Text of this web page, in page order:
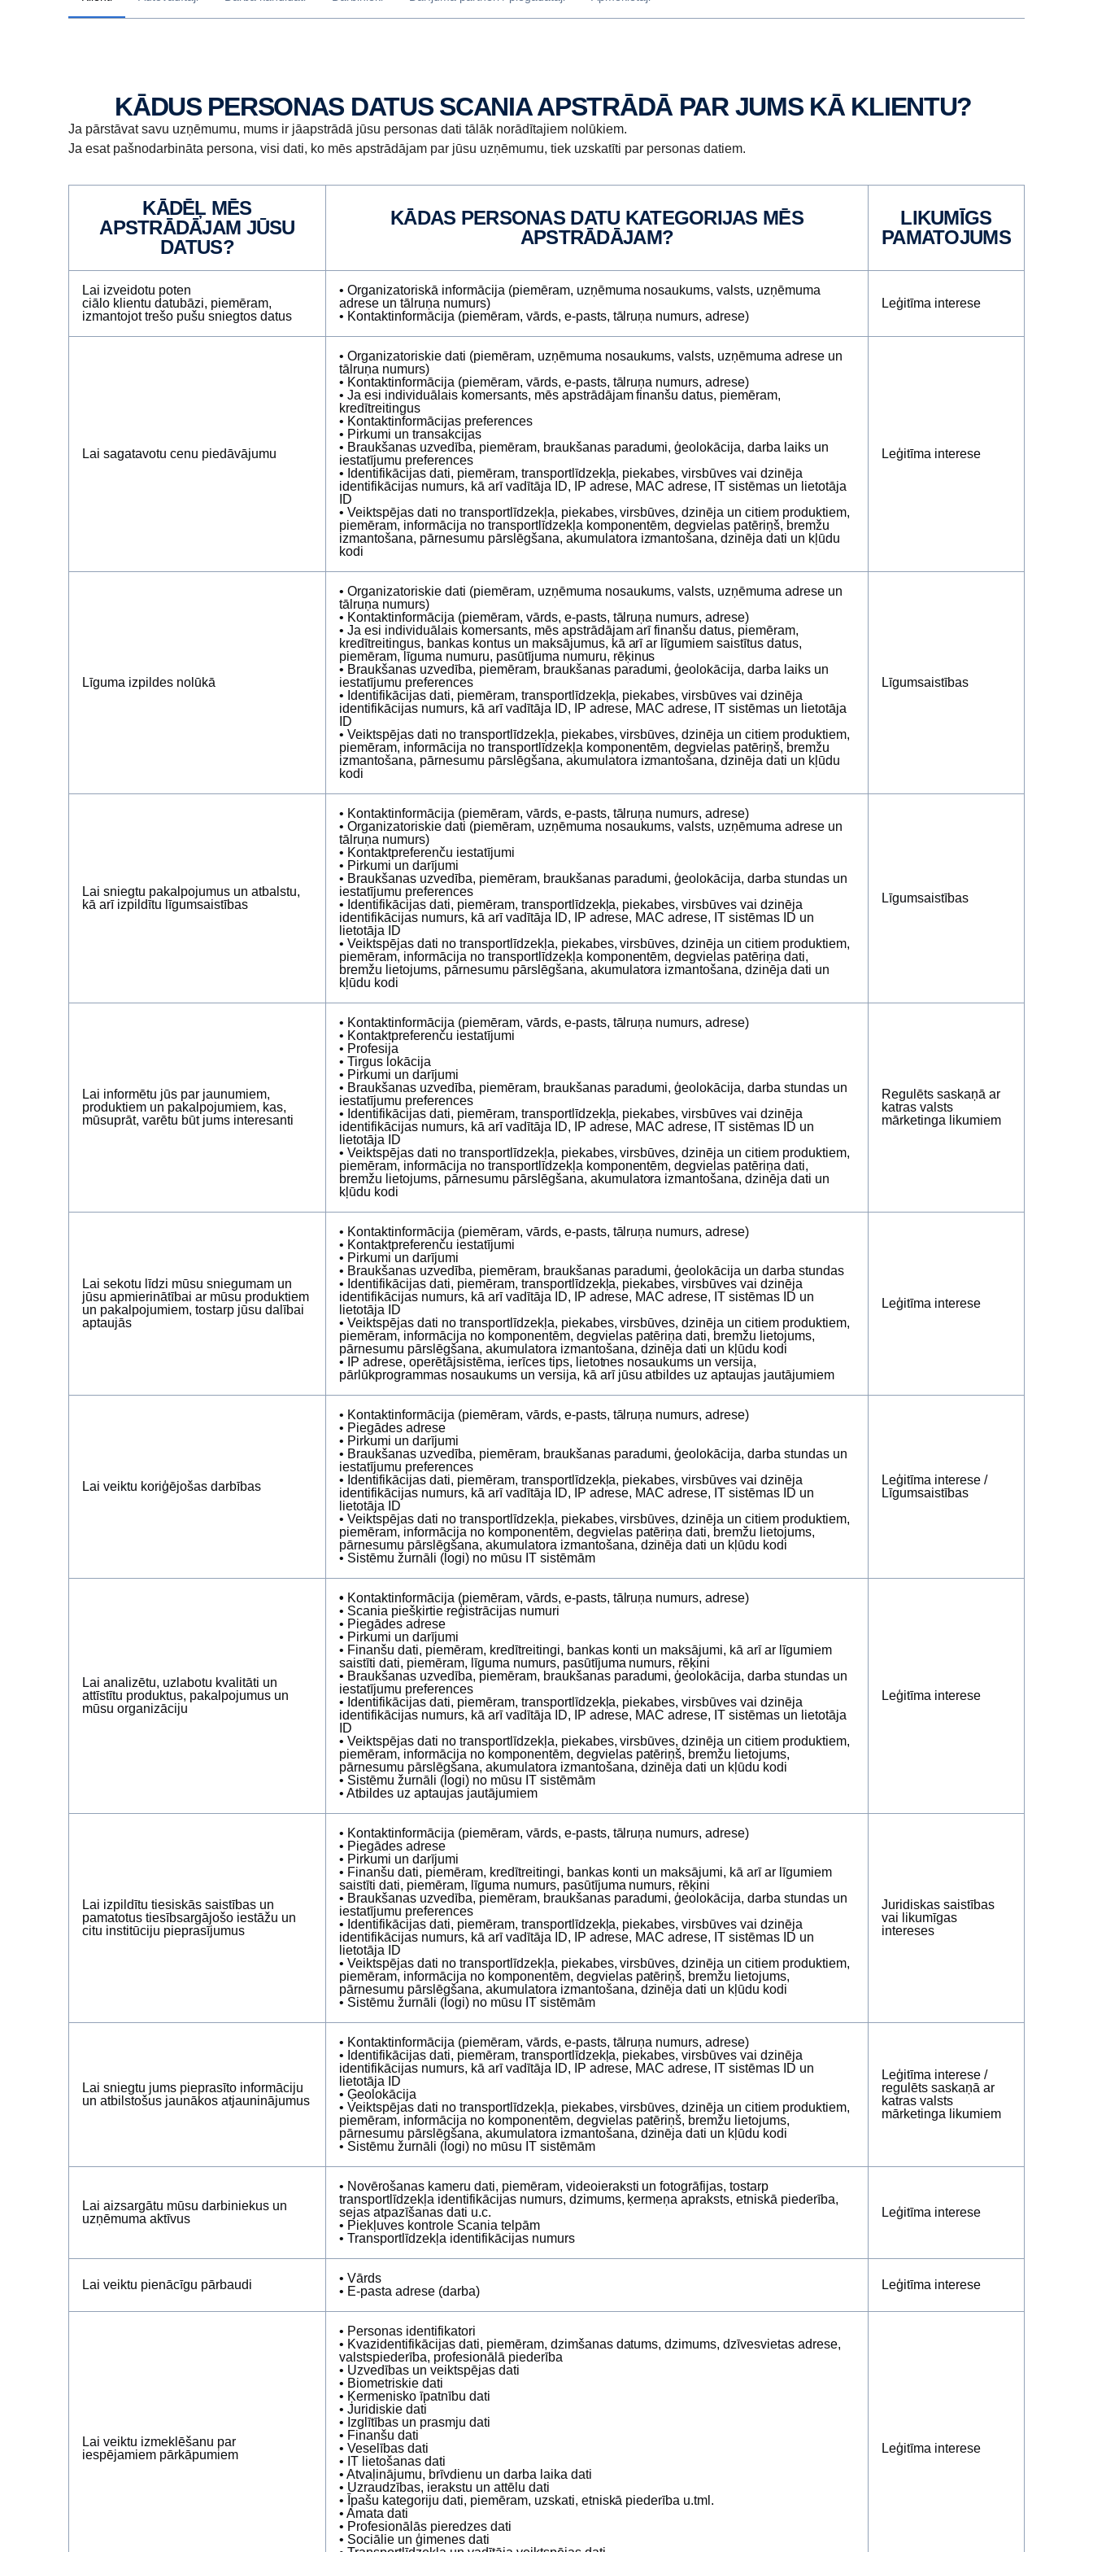
KĀDUS PERSONAS DATUS SCANIA APSTRĀDĀ PAR JUMS KĀ KLIENTU?
Ja pārstāvat savu uzņēmumu, mums ir jāapstrādā jūsu personas dati tālāk norādītajiem nolūkiem.
Ja esat pašnodarbināta persona, visi dati, ko mēs apstrādājam par jūsu uzņēmumu, tiek uzskatīti par personas datiem.
KĀDĒĻ MĒS
APSTRĀDĀJAM JŪSU
DATUS?
KĀDAS PERSONAS DATU KATEGORIJAS MĒS
APSTRĀDĀJAM?
LIKUMĪGS
PAMATOJUMS
Lai izveidotu poten
ciālo klientu datubāzi, piemēram,
izmantojot trešo pušu sniegtos datus
• Organizatoriskā informācija (piemēram, uzņēmuma nosaukums, valsts, uzņēmuma
adrese un tālruņa numurs)
• Kontaktinformācija (piemēram, vārds, e‑pasts, tālruņa numurs, adrese)
Leģitīma interese
Lai sagatavotu cenu piedāvājumu
• Organizatoriskie dati (piemēram, uzņēmuma nosaukums, valsts, uzņēmuma adrese un
tālruņa numurs)
• Kontaktinformācija (piemēram, vārds, e‑pasts, tālruņa numurs, adrese)
• Ja esi individuālais komersants, mēs apstrādājam finanšu datus, piemēram,
kredītreitingus
• Kontaktinformācijas preferences
• Pirkumi un transakcijas
• Braukšanas uzvedība, piemēram, braukšanas paradumi, ģeolokācija, darba laiks un
iestatījumu preferences
• Identifikācijas dati, piemēram, transportlīdzekļa, piekabes, virsbūves vai dzinēja
identifikācijas numurs, kā arī vadītāja ID, IP adrese, MAC adrese, IT sistēmas un lietotāja
ID
• Veiktspējas dati no transportlīdzekļa, piekabes, virsbūves, dzinēja un citiem produktiem,
piemēram, informācija no transportlīdzekļa komponentēm, degvielas patēriņš, bremžu
izmantošana, pārnesumu pārslēgšana, akumulatora izmantošana, dzinēja dati un kļūdu
kodi
Leģitīma interese
Līguma izpildes nolūkā
• Organizatoriskie dati (piemēram, uzņēmuma nosaukums, valsts, uzņēmuma adrese un
tālruņa numurs)
• Kontaktinformācija (piemēram, vārds, e‑pasts, tālruņa numurs, adrese)
• Ja esi individuālais komersants, mēs apstrādājam arī finanšu datus, piemēram,
kredītreitingus, bankas kontus un maksājumus, kā arī ar līgumiem saistītus datus,
piemēram, līguma numuru, pasūtījuma numuru, rēķinus
• Braukšanas uzvedība, piemēram, braukšanas paradumi, ģeolokācija, darba laiks un
iestatījumu preferences
• Identifikācijas dati, piemēram, transportlīdzekļa, piekabes, virsbūves vai dzinēja
identifikācijas numurs, kā arī vadītāja ID, IP adrese, MAC adrese, IT sistēmas un lietotāja
ID
• Veiktspējas dati no transportlīdzekļa, piekabes, virsbūves, dzinēja un citiem produktiem,
piemēram, informācija no transportlīdzekļa komponentēm, degvielas patēriņš, bremžu
izmantošana, pārnesumu pārslēgšana, akumulatora izmantošana, dzinēja dati un kļūdu
kodi
Līgumsaistības
Lai sniegtu pakalpojumus un atbalstu,
kā arī izpildītu līgumsaistības
• Kontaktinformācija (piemēram, vārds, e‑pasts, tālruņa numurs, adrese)
• Organizatoriskie dati (piemēram, uzņēmuma nosaukums, valsts, uzņēmuma adrese un
tālruņa numurs)
• Kontaktpreferenču iestatījumi
• Pirkumi un darījumi
• Braukšanas uzvedība, piemēram, braukšanas paradumi, ģeolokācija, darba stundas un
iestatījumu preferences
• Identifikācijas dati, piemēram, transportlīdzekļa, piekabes, virsbūves vai dzinēja
identifikācijas numurs, kā arī vadītāja ID, IP adrese, MAC adrese, IT sistēmas ID un
lietotāja ID
• Veiktspējas dati no transportlīdzekļa, piekabes, virsbūves, dzinēja un citiem produktiem,
piemēram, informācija no transportlīdzekļa komponentēm, degvielas patēriņa dati,
bremžu lietojums, pārnesumu pārslēgšana, akumulatora izmantošana, dzinēja dati un
kļūdu kodi
Līgumsaistības
Lai informētu jūs par jaunumiem,
produktiem un pakalpojumiem, kas,
mūsuprāt, varētu būt jums interesanti
• Kontaktinformācija (piemēram, vārds, e‑pasts, tālruņa numurs, adrese)
• Kontaktpreferenču iestatījumi
• Profesija
• Tirgus lokācija
• Pirkumi un darījumi
• Braukšanas uzvedība, piemēram, braukšanas paradumi, ģeolokācija, darba stundas un
iestatījumu preferences
• Identifikācijas dati, piemēram, transportlīdzekļa, piekabes, virsbūves vai dzinēja
identifikācijas numurs, kā arī vadītāja ID, IP adrese, MAC adrese, IT sistēmas ID un
lietotāja ID
• Veiktspējas dati no transportlīdzekļa, piekabes, virsbūves, dzinēja un citiem produktiem,
piemēram, informācija no transportlīdzekļa komponentēm, degvielas patēriņa dati,
bremžu lietojums, pārnesumu pārslēgšana, akumulatora izmantošana, dzinēja dati un
kļūdu kodi
Regulēts saskaņā ar
katras valsts
mārketinga likumiem
Lai sekotu līdzi mūsu sniegumam un
jūsu apmierinātībai ar mūsu produktiem
un pakalpojumiem, tostarp jūsu dalībai
aptaujās
• Kontaktinformācija (piemēram, vārds, e‑pasts, tālruņa numurs, adrese)
• Kontaktpreferenču iestatījumi
• Pirkumi un darījumi
• Braukšanas uzvedība, piemēram, braukšanas paradumi, ģeolokācija un darba stundas
• Identifikācijas dati, piemēram, transportlīdzekļa, piekabes, virsbūves vai dzinēja
identifikācijas numurs, kā arī vadītāja ID, IP adrese, MAC adrese, IT sistēmas ID un
lietotāja ID
• Veiktspējas dati no transportlīdzekļa, piekabes, virsbūves, dzinēja un citiem produktiem,
piemēram, informācija no komponentēm, degvielas patēriņa dati, bremžu lietojums,
pārnesumu pārslēgšana, akumulatora izmantošana, dzinēja dati un kļūdu kodi
• IP adrese, operētājsistēma, ierīces tips, lietotnes nosaukums un versija,
pārlūkprogrammas nosaukums un versija, kā arī jūsu atbildes uz aptaujas jautājumiem
Leģitīma interese
Lai veiktu koriģējošas darbības
• Kontaktinformācija (piemēram, vārds, e‑pasts, tālruņa numurs, adrese)
• Piegādes adrese
• Pirkumi un darījumi
• Braukšanas uzvedība, piemēram, braukšanas paradumi, ģeolokācija, darba stundas un
iestatījumu preferences
• Identifikācijas dati, piemēram, transportlīdzekļa, piekabes, virsbūves vai dzinēja
identifikācijas numurs, kā arī vadītāja ID, IP adrese, MAC adrese, IT sistēmas ID un
lietotāja ID
• Veiktspējas dati no transportlīdzekļa, piekabes, virsbūves, dzinēja un citiem produktiem,
piemēram, informācija no komponentēm, degvielas patēriņa dati, bremžu lietojums,
pārnesumu pārslēgšana, akumulatora izmantošana, dzinēja dati un kļūdu kodi
• Sistēmu žurnāli (logi) no mūsu IT sistēmām
Leģitīma interese /
Līgumsaistības
Lai analizētu, uzlabotu kvalitāti un
attīstītu produktus, pakalpojumus un
mūsu organizāciju
• Kontaktinformācija (piemēram, vārds, e‑pasts, tālruņa numurs, adrese)
• Scania piešķirtie reģistrācijas numuri
• Piegādes adrese
• Pirkumi un darījumi
• Finanšu dati, piemēram, kredītreitingi, bankas konti un maksājumi, kā arī ar līgumiem
saistīti dati, piemēram, līguma numurs, pasūtījuma numurs, rēķini
• Braukšanas uzvedība, piemēram, braukšanas paradumi, ģeolokācija, darba stundas un
iestatījumu preferences
• Identifikācijas dati, piemēram, transportlīdzekļa, piekabes, virsbūves vai dzinēja
identifikācijas numurs, kā arī vadītāja ID, IP adrese, MAC adrese, IT sistēmas un lietotāja
ID
• Veiktspējas dati no transportlīdzekļa, piekabes, virsbūves, dzinēja un citiem produktiem,
piemēram, informācija no komponentēm, degvielas patēriņš, bremžu lietojums,
pārnesumu pārslēgšana, akumulatora izmantošana, dzinēja dati un kļūdu kodi
• Sistēmu žurnāli (logi) no mūsu IT sistēmām
• Atbildes uz aptaujas jautājumiem
Leģitīma interese
Lai izpildītu tiesiskās saistības un
pamatotus tiesībsargājošo iestāžu un
citu institūciju pieprasījumus
• Kontaktinformācija (piemēram, vārds, e‑pasts, tālruņa numurs, adrese)
• Piegādes adrese
• Pirkumi un darījumi
• Finanšu dati, piemēram, kredītreitingi, bankas konti un maksājumi, kā arī ar līgumiem
saistīti dati, piemēram, līguma numurs, pasūtījuma numurs, rēķini
• Braukšanas uzvedība, piemēram, braukšanas paradumi, ģeolokācija, darba stundas un
iestatījumu preferences
• Identifikācijas dati, piemēram, transportlīdzekļa, piekabes, virsbūves vai dzinēja
identifikācijas numurs, kā arī vadītāja ID, IP adrese, MAC adrese, IT sistēmas ID un
lietotāja ID
• Veiktspējas dati no transportlīdzekļa, piekabes, virsbūves, dzinēja un citiem produktiem,
piemēram, informācija no komponentēm, degvielas patēriņš, bremžu lietojums,
pārnesumu pārslēgšana, akumulatora izmantošana, dzinēja dati un kļūdu kodi
• Sistēmu žurnāli (logi) no mūsu IT sistēmām
Juridiskas saistības
vai likumīgas
intereses
Lai sniegtu jums pieprasīto informāciju
un atbilstošus jaunākos atjauninājumus
• Kontaktinformācija (piemēram, vārds, e‑pasts, tālruņa numurs, adrese)
• Identifikācijas dati, piemēram, transportlīdzekļa, piekabes, virsbūves vai dzinēja
identifikācijas numurs, kā arī vadītāja ID, IP adrese, MAC adrese, IT sistēmas ID un
lietotāja ID
• Ģeolokācija
• Veiktspējas dati no transportlīdzekļa, piekabes, virsbūves, dzinēja un citiem produktiem,
piemēram, informācija no komponentēm, degvielas patēriņš, bremžu lietojums,
pārnesumu pārslēgšana, akumulatora izmantošana, dzinēja dati un kļūdu kodi
• Sistēmu žurnāli (logi) no mūsu IT sistēmām
Leģitīma interese /
regulēts saskaņā ar
katras valsts
mārketinga likumiem
Lai aizsargātu mūsu darbiniekus un
uzņēmuma aktīvus
• Novērošanas kameru dati, piemēram, videoieraksti un fotogrāfijas, tostarp
transportlīdzekļa identifikācijas numurs, dzimums, ķermeņa apraksts, etniskā piederība,
sejas atpazīšanas dati u.c.
• Piekļuves kontrole Scania telpām
• Transportlīdzekļa identifikācijas numurs
Leģitīma interese
Lai veiktu pienācīgu pārbaudi
• Vārds
• E‑pasta adrese (darba)
Leģitīma interese
Lai veiktu izmeklēšanu par
iespējamiem pārkāpumiem
• Personas identifikatori
• Kvazidentifikācijas dati, piemēram, dzimšanas datums, dzimums, dzīvesvietas adrese,
valstspiederība, profesionālā piederība
• Uzvedības un veiktspējas dati
• Biometriskie dati
• Ķermenisko īpatnību dati
• Juridiskie dati
• Izglītības un prasmju dati
• Finanšu dati
• Veselības dati
• IT lietošanas dati
• Atvaļinājumu, brīvdienu un darba laika dati
• Uzraudzības, ierakstu un attēlu dati
• Īpašu kategoriju dati, piemēram, uzskati, etniskā piederība u.tml.
• Amata dati
• Profesionālās pieredzes dati
• Sociālie un ģimenes dati
Leģitīma interese